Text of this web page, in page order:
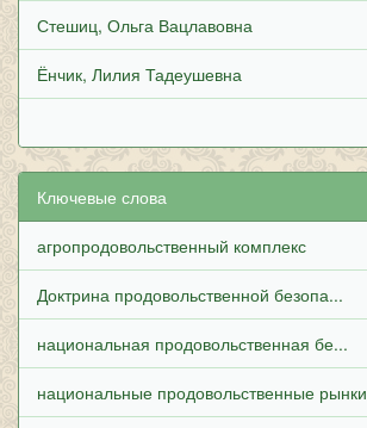
Стешиц, Ольга Вацлавовна
Ёнчик, Лилия Тадеушевна
Ключевые слова
агропродовольственный комплекс
Доктрина продовольственной безопа...
национальная продовольственная бе...
национальные продовольственные рынки